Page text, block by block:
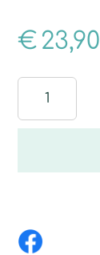
€ 23,90
Menge